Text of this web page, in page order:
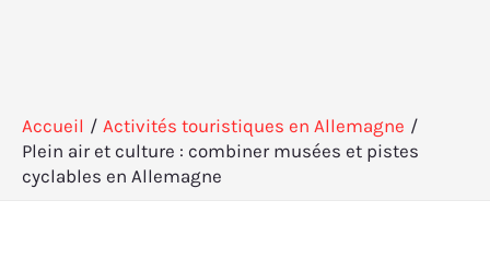
Accueil
Activités touristiques en Allemagne
Plein air et culture : combiner musées et pistes
cyclables en Allemagne